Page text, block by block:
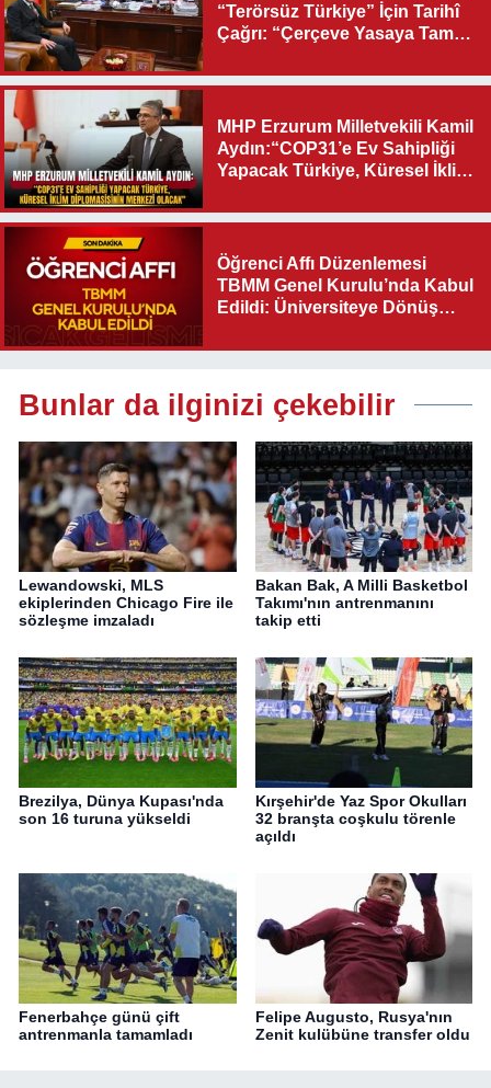
“Terörsüz Türkiye” İçin Tarihî
Çağrı: “Çerçeve Yasaya Tam
MHP Erzurum Milletvekili Kamil
Aydın:“COP31’e Ev Sahipliği
Yapacak Türkiye, Küresel İklim
Olacak"
Öğrenci Affı Düzenlemesi
TBMM Genel Kurulu’nda Kabul
Edildi: Üniversiteye Dönüş
Bunlar da ilginizi çekebilir
Lewandowski, MLS
ekiplerinden Chicago Fire ile
sözleşme imzaladı
Bakan Bak, A Milli Basketbol
Takımı'nın antrenmanını
takip etti
Brezilya, Dünya Kupası'nda
son 16 turuna yükseldi
Kırşehir'de Yaz Spor Okulları
32 branşta coşkulu törenle
açıldı
Fenerbahçe günü çift
antrenmanla tamamladı
Felipe Augusto, Rusya'nın
Zenit kulübüne transfer oldu